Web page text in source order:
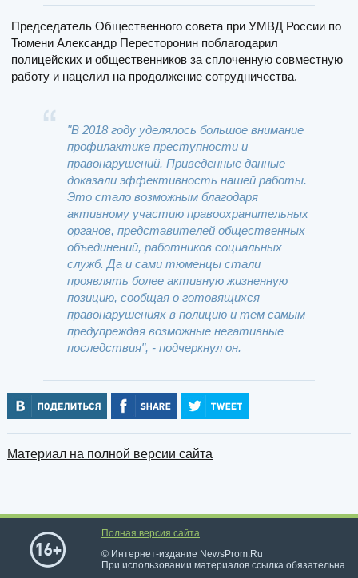
Председатель Общественного совета при УМВД России по
Тюмени Александр Пересторонин поблагодарил
полицейских и общественников за сплоченную совместную
работу и нацелил на продолжение сотрудничества.
"В 2018 году уделялось большое внимание
профилактике преступности и
правонарушений. Приведенные данные
доказали эффективность нашей работы.
Это стало возможным благодаря
активному участию правоохранительных
органов, представителей общественных
объединений, работников социальных
служб. Да и сами тюменцы стали
проявлять более активную жизненную
позицию, сообщая о готовящихся
правонарушениях в полицию и тем самым
предупреждая возможные негативные
последствия", - подчеркнул он.
Материал на полной версии сайта
Полная версия сайта
© Интернет-издание NewsProm.Ru
При использовании материалов ссылка обязательна